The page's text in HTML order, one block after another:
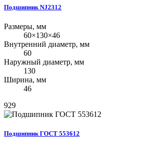
Подшипник NJ2312
Размеры, мм
60×130×46
Внутренний диаметр, мм
60
Наружный диаметр, мм
130
Ширина, мм
46
929
Подшипник ГОСТ 553612